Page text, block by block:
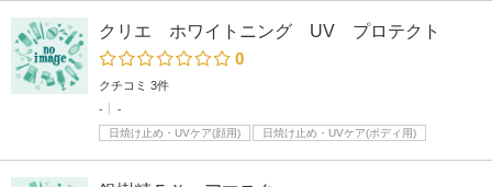
クリエ ホワイトニング UV プロテクト
0
クチコミ 3件
-
-
日焼け止め・UVケア(顔用)
日焼け止め・UVケア(ボディ用)